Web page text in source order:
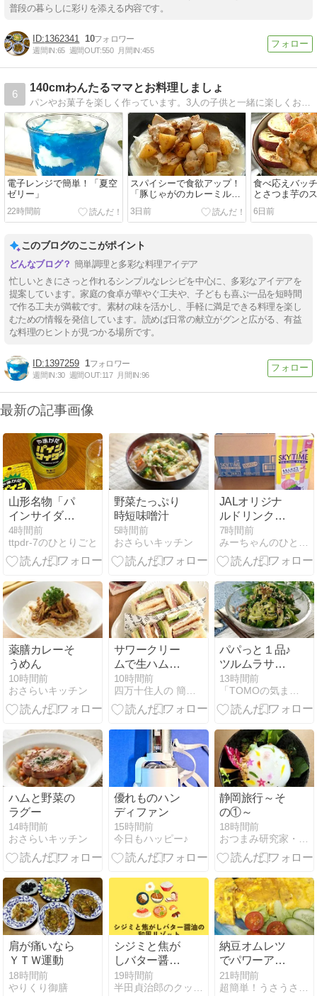
普段の暮らしに彩りを添える内容です。
1362341 10
週間IN:65 週間OUT:550 月間IN:455
6
140cmわんたるママとお料理しましょ
パンやお菓子を楽しく作っています。3人の子供と一緒に楽しくお料理するのが大好きです。
電子レンジで簡単！「夏空
ゼリー」
22時間前
スパイシーで食欲アップ！
「豚じゃがのカレーミルク
そうめん」
3日前
食べ応えバッ
とさつま芋の
丼」
6日前
このブログのここがポイント
簡単調理と多彩な料理アイデア
忙しいときにさっと作れるシンプルなレシピを中心に、多彩なアイデアを
提案しています。家庭の食卓が華やぐ工夫や、子どもも喜ぶ一品を短時間
で作る工夫が満載です。素材の味を活かし、手軽に満足できる料理を楽し
むための情報を発信しています。読めば日常の献立がグンと広がる、有益
な料理のヒントが見つかる場所です。
1397259 1
週間IN:30 週間OUT:117 月間IN:96
最新の記事画像
山形名物「パ
インサイダ
ー」を知って
いますか？
4時間前
ttpdr-7のひとりごと
野菜たっぷり
時短味噌汁
5時間前
おさらいキッチン
JALオリジナ
ルドリンクの
スカイタイム
7時間前
みーちゃんのひとり言
薬膳カレーそ
うめん
10時間前
おさらいキッチン
サワークリー
ムで生ハムと
アボカドのサ
ンドイッチ2
種類
10時間前
四万十住人の 簡単料理ブログ！
パパっと１品♪
ツルムラサキ
ときゅうりの
ポン酢和え
13時間前
「TOMOの気ままなDiary」
ハムと野菜の
ラグー
14時間前
おさらいキッチン
優れものハン
ディファン
15時間前
今日もハッピー♪
静岡旅行～そ
の①～
18時間前
おつまみ研究家・えりぷーのごはん日記♪♪
肩が痛いなら
ＹＴＷ運動
18時間前
やりくり御膳
シジミと焦が
しバター醤油
の和風リゾッ
ト 半田貞治郎
19時間前
納豆オムレツ
でパワーアッ
プ！暑い夏を
乗り切ろ
21時間前